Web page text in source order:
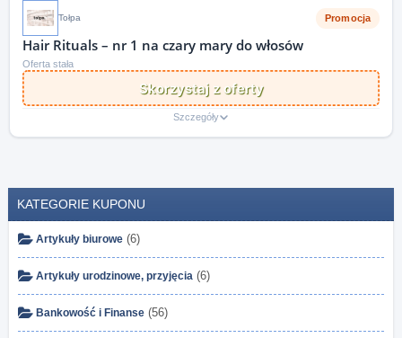
Tołpa Promocja
Hair Rituals – nr 1 na czary mary do włosów
Oferta stała
Skorzystaj z oferty
Szczegóły
KATEGORIE KUPONU
Artykuły biurowe (6)
Artykuły urodzinowe, przyjęcia (6)
Bankowość i Finanse (56)